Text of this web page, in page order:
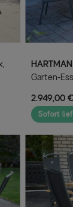
HARTMAN
Garten-
Alu/
220/
2.949,00
Sofort